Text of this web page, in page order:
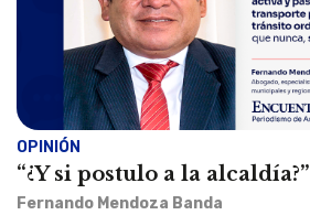
OPINIÓN
“¿Y si postulo a la alcaldía?”
Fernando Mendoza Banda